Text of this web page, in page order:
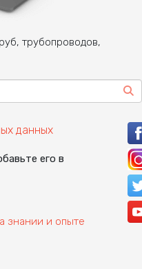
трубопроводов,
данных
его в
знании и опыте